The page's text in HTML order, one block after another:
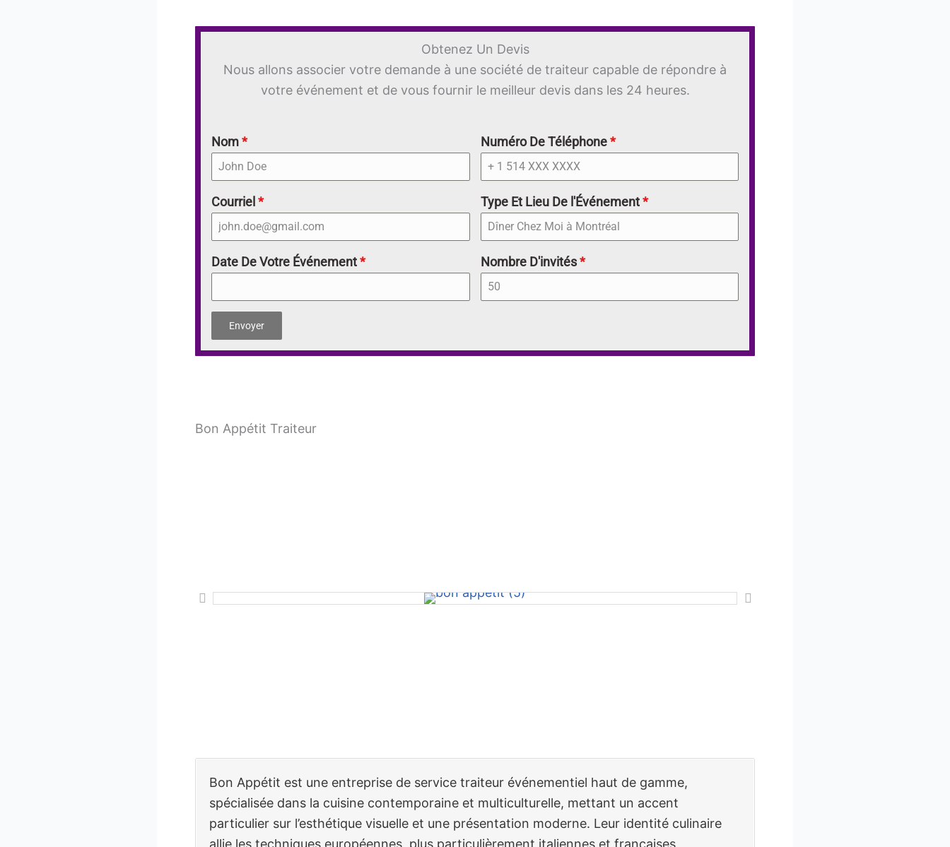
Obtenez Un Devis
Nous allons associer votre demande à une société de traiteur capable de répondre à
votre événement et de vous fournir le meilleur devis dans les 24 heures.
Nom* Numéro De Téléphone*
Courriel * Type Et Lieu De l'Événement*
Date De Votre Événement* Nombre D'invités*
Envoyer
Bon Appétit Traiteur
Bon Appétit est une entreprise de service traiteur événementiel haut de gamme,
spécialisée dans la cuisine contemporaine et multiculturelle, mettant un accent
particulier sur l’esthétique visuelle et une présentation moderne. Leur identité culinaire
allie les techniques européennes, plus particulièrement italiennes et françaises